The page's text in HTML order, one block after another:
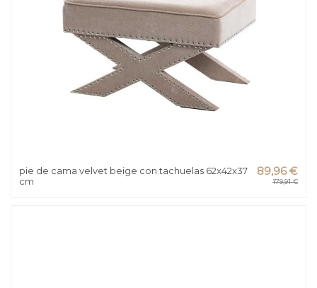
pie de cama velvet beige con tachuelas 62x42x37
cm
89,96 €
179,91 €